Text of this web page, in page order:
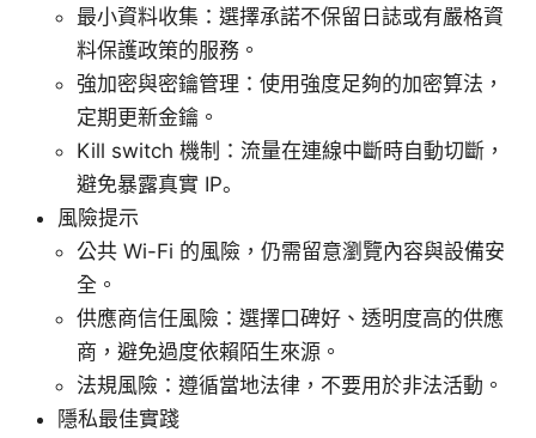
最小資料收集：選擇承諾不保留日誌或有嚴格資
料保護政策的服務。
強加密與密鑰管理：使用強度足夠的加密算法，
定期更新金鑰。
Kill switch 機制：流量在連線中斷時自動切斷，
避免暴露真實 IP。
風險提示
公共 Wi-Fi 的風險，仍需留意瀏覽內容與設備安
全。
供應商信任風險：選擇口碑好、透明度高的供應
商，避免過度依賴陌生來源。
法規風險：遵循當地法律，不要用於非法活動。
隱私最佳實踐